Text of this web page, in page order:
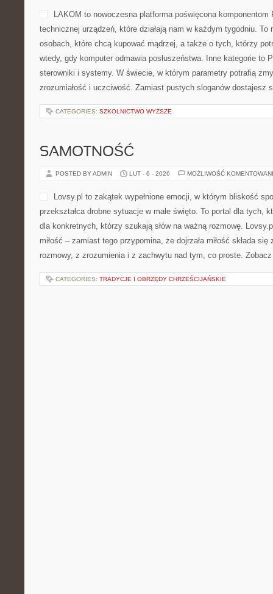
LAKOM to nowoczesna platforma poświęcona komponentom
technicznej urządzeń, które działają nam w każdym tygodniu.
osobach, które chcą kupować mądrzej, a także o tych, którzy
wtedy, gdy komputer odmawia posłuszeństwa. Inne kategorie to
sterowniki i systemy. W świecie, w którym parametry potrafią
zrozumiałość i uczciwość. Zamiast pustych sloganów dostajesz
CATEGORIES: SZKOLNICTWO WYŻSZE
SAMOTNOŚĆ
POSTED BY ADMIN LUT - 6 - 2026 MOŻLIWOŚĆ
Lovsy.pl to zakątek wypełnione emocji, w którym bliskość
przekształca drobne sytuacje w małe święto. To portal dla tych,
dla konkretnych, którzy szukają słów na ważną rozmowę.
miłość – zamiast tego przypomina, że dojrzała miłość składa
rozmowy, z zrozumienia i z zachwytu nad tym, co proste.
CATEGORIES: TRADYCJE I OBRZĘDY CHRZEŚCIJAŃSKIE